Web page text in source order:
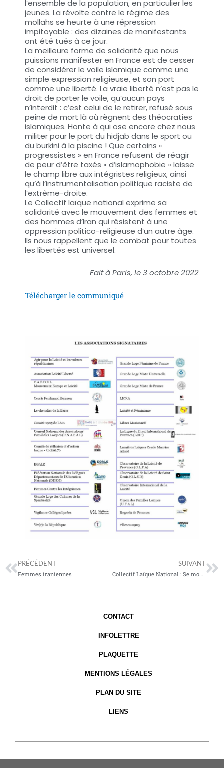
l’ensemble de la population, en particulier les
jeunes. La révolte contre le régime des
mollahs se heurte à une répression
impitoyable : des dizaines de manifestants
ont été tués à ce jour.
La meilleure forme de solidarité que nous
puissions manifester en France est de cesser
de considérer le voile islamique comme une
simple expression religieuse, et son port
comme une liberté. La vraie liberté n’est pas le
droit de porter le voile, qu’aucun pays
n’interdit : c’est celui de le retirer, refusé sous
peine de mort là où règnent des théocraties
islamiques. Honte à qui ose encore chez nous
militer pour le port du hidjab dans le sport ou
du burkini à la piscine ! Que certains «
progressistes » en France refusent de réagir
de peur d’être taxés « d’islamophobie » laisse
le champ libre aux intégristes religieux, ainsi
qu’à l’instrumentalisation politique raciste de
l’extrême-droite.
Le Collectif laïque national exprime sa
solidarité avec le mouvement des femmes et
des hommes d’Iran qui résistent à une
oppression politico-religieuse d’un autre âge.
Ils nous rappellent que le combat pour toutes
les libertés est universel.
Fait à Paris, le 3 octobre 2022
Télécharger le communiqué
Précédent
PRÉCÉDENT
Femmes iraniennes
SUIVANT
Collectif Laïque National : Se montrer fidèles à l’action de Samuel Paty
CONTACT
INFOLETTRE
PLAQUETTE
MENTIONS LÉGALES
PLAN DU SITE
LIENS